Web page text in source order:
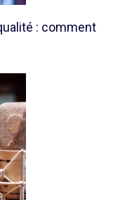
: comment